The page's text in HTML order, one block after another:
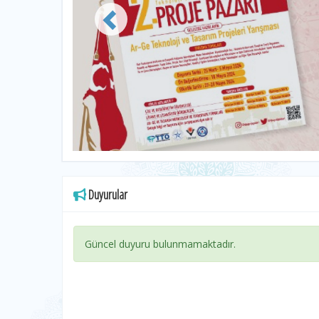
Duyurular
Güncel duyuru bulunmamaktadır.